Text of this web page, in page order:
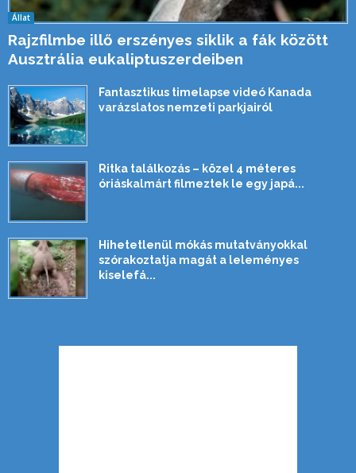
Állat
Rajzfilmbe illő erszényes siklik a fák között
Ausztrália eukaliptuszerdeiben
Fantasztikus timelapse videó Kanada
varázslatos nemzeti parkjairól
Ritka találkozás – közel 4 méteres
óriáskalmárt filmeztek le egy japá...
Hihetetlenül mókás mutatványokkal
szórakoztatja magát a leleményes
kiselefá...